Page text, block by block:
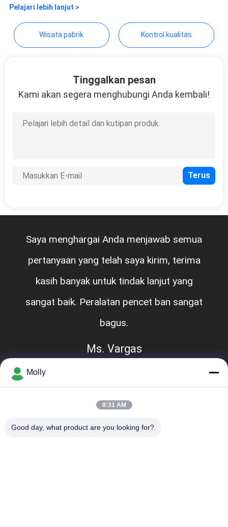
Pelajari lebih lanjut >
Wisata pabrik Kontrol kualitas
Tinggalkan pesan
Kami akan segera menghubungi Anda kembali!
Saya menghargai Anda menjawab semua
pertanyaan yang telah saya kirim, terima
kasih banyak untuk tindak lanjut yang
sangat baik. Peralatan pencet ban sangat
bagus.
Ms. Vargas
Molly
8:31 AM
Good day, what product are you looking for?